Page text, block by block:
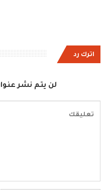
اترك رد
لن يتم نشر